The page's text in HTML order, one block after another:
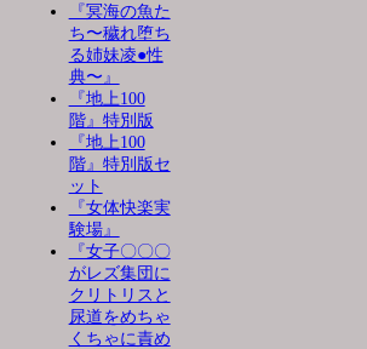
『冥海の魚た
ち〜穢れ堕ち
る姉妹凌●性
典〜』
『地上100
階』特別版
『地上100
階』特別版セ
ット
『女体快楽実
験場』
『女子〇〇〇
がレズ集団に
クリトリスと
尿道をめちゃ
くちゃに責め